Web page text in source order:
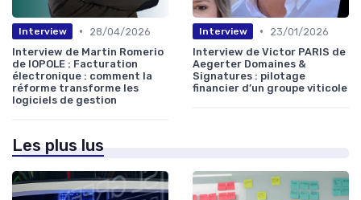
Interview •
28/04/2026
Interview de Martin Romerio
de IOPOLE : Facturation
électronique : comment la
réforme transforme les
logiciels de gestion
Interview •
23/01/2026
Interview de Victor PARIS de
Aegerter Domaines &
Signatures : pilotage
financier d’un groupe viticole
Les plus lus